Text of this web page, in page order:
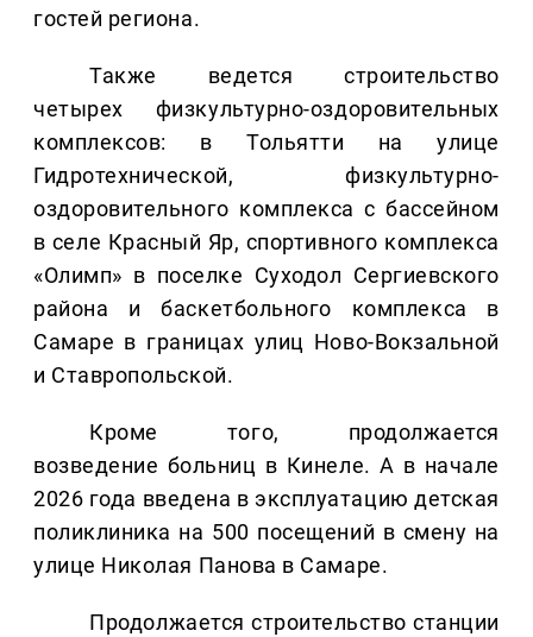
гостей региона.
Также ведется строительство
четырех физкультурно-оздоровительных
комплексов: в Тольятти на улице
Гидротехнической, физкультурно-
оздоровительного комплекса с бассейном
в селе Красный Яр, спортивного комплекса
«Олимп» в поселке Суходол Сергиевского
района и баскетбольного комплекса в
Самаре в границах улиц Ново-Вокзальной
и Ставропольской.
Кроме того, продолжается
возведение больниц в Кинеле. А в начале
2026 года введена в эксплуатацию детская
поликлиника на 500 посещений в смену на
улице Николая Панова в Самаре.
Продолжается строительство станции